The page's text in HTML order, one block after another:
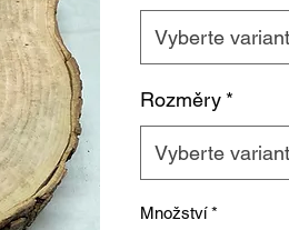
Vyberte
Rozměry *
Vyberte
Množství *